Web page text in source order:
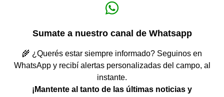
Sumate a nuestro canal de Whatsapp
🌾 ¿Querés estar siempre informado? Seguinos en
WhatsApp y recibí alertas personalizadas del campo, al
instante.
¡Mantente al tanto de las últimas noticias y